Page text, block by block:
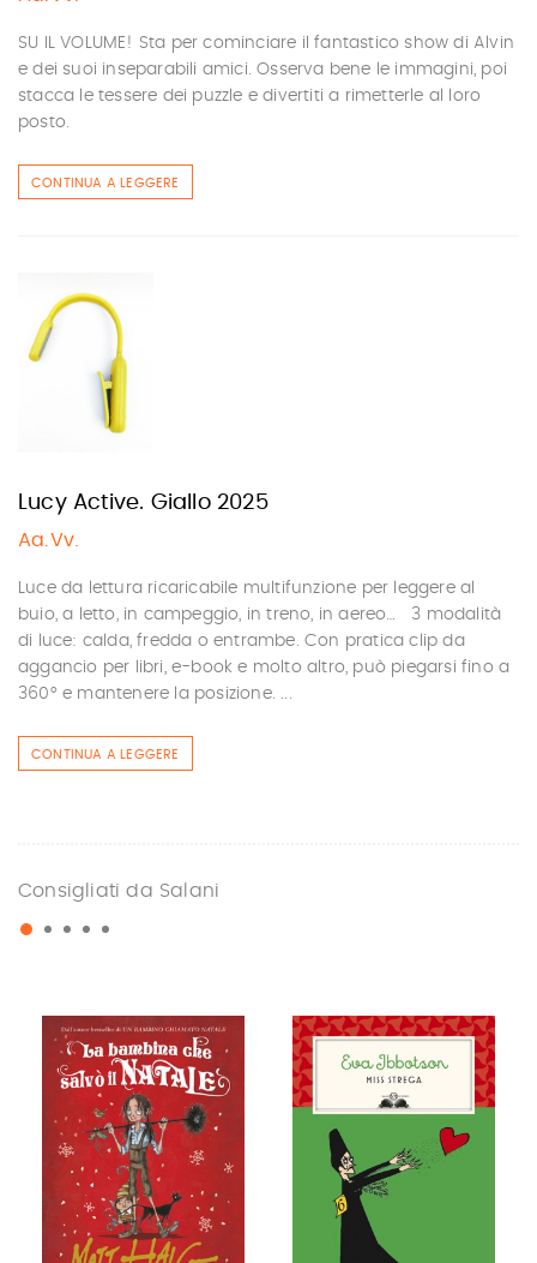
SU IL VOLUME! Sta per cominciare il fantastico show di Alvin
e dei suoi inseparabili amici. Osserva bene le immagini, poi
stacca le tessere dei puzzle e divertiti a rimetterle al loro
posto.
CONTINUA A LEGGERE
Lucy Active. Giallo 2025
Aa.Vv.
Luce da lettura ricaricabile multifunzione per leggere al
buio, a letto, in campeggio, in treno, in aereo… 3 modalità
di luce: calda, fredda o entrambe. Con pratica clip da
aggancio per libri, e-book e molto altro, può piegarsi fino a
360° e mantenere la posizione. ...
CONTINUA A LEGGERE
Consigliati da Salani